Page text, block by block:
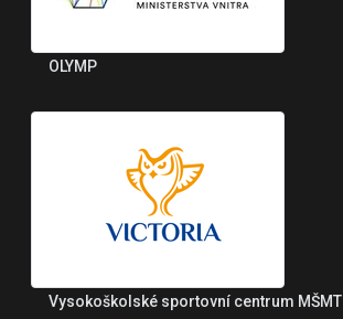
OLYMP
Vysokoškolské sportovní centrum MŠMT